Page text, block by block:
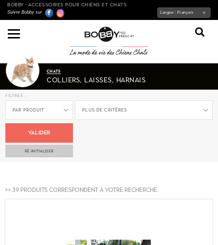
BOBBY - ACCESSOIRES POUR CHIENS ET CHATS
Suivre Bobby sur Langue : Français
CHATS
COLLIERS, LAISSES, HARNAIS
filtres :
Par produit Plus de critères
VALIDER
RÉ-INITIALISER
>> 39 produits correspondent à votre recherche